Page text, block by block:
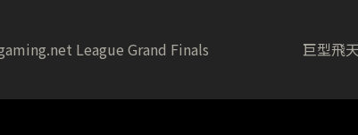
League Grand Finals
巨型飛